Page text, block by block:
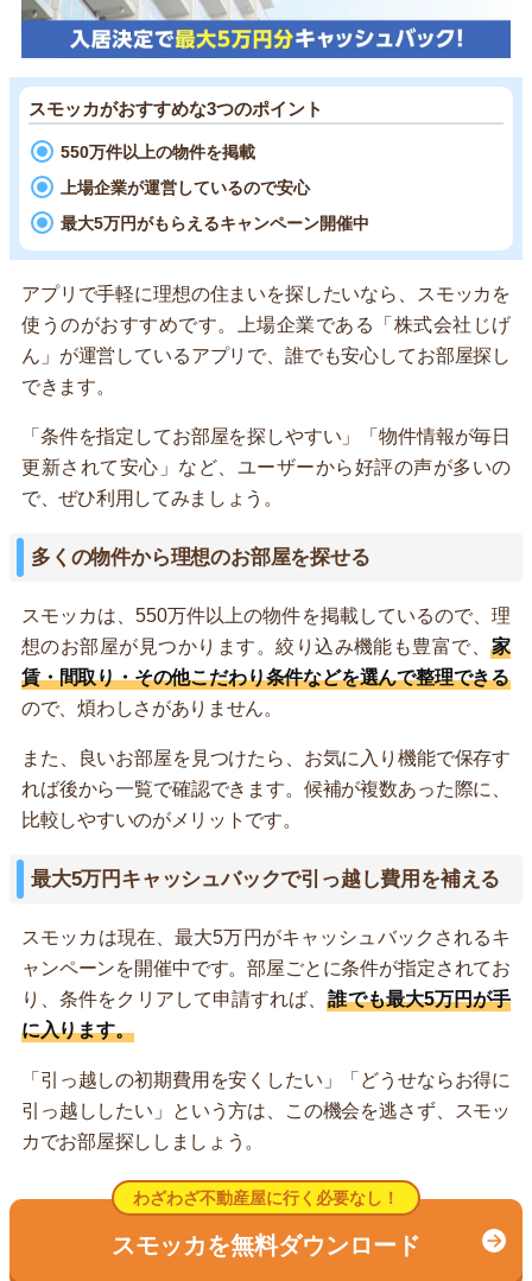
スモッカがおすすめな3つのポイント
550万件以上の物件を掲載
上場企業が運営しているので安心
最大5万円がもらえるキャンペーン開催中
アプリで手軽に理想の住まいを探したいなら、スモッカを
使うのがおすすめです。上場企業である「株式会社じげ
ん」が運営しているアプリで、誰でも安心してお部屋探し
できます。
「条件を指定してお部屋を探しやすい」「物件情報が毎日
更新されて安心」など、ユーザーから好評の声が多いの
で、ぜひ利用してみましょう。
多くの物件から理想のお部屋を探せる
スモッカは、550万件以上の物件を掲載しているので、理
想のお部屋が見つかります。絞り込み機能も豊富で、家
賃・間取り・その他こだわり条件などを選んで整理できる
ので、煩わしさがありません。
また、良いお部屋を見つけたら、お気に入り機能で保存す
れば後から一覧で確認できます。候補が複数あった際に、
比較しやすいのがメリットです。
最大5万円キャッシュバックで引っ越し費用を補える
スモッカは現在、最大5万円がキャッシュバックされるキ
ャンペーンを開催中です。部屋ごとに条件が指定されてお
り、条件をクリアして申請すれば、誰でも最大5万円が手
に入ります。
「引っ越しの初期費用を安くしたい」「どうせならお得に
引っ越ししたい」という方は、この機会を逃さず、スモッ
カでお部屋探ししましょう。
わざわざ不動産屋に行く必要なし！
スモッカを無料ダウンロード